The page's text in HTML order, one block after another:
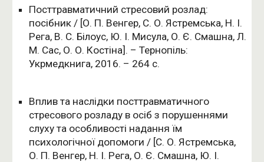
Посттравматичний стресовий розлад:
посібник / [О. П. Венгер, С. О. Ястремська, Н. І.
Рега, В. С. Білоус, Ю. І. Мисула, О. Є. Смашна, Л.
М. Сас, О. О. Костіна]. –Тернопіль:
Укрмедкнига, 2016. – 264 с.
Вплив та наслідки посттравматичного
стресового розладу в осіб з порушеннями
слуху та особливості надання їм
психологічної допомоги / [С. О. Ястремська,
О. П. Венгер, Н. І. Рега, О. Є. Смашна, Ю. І.